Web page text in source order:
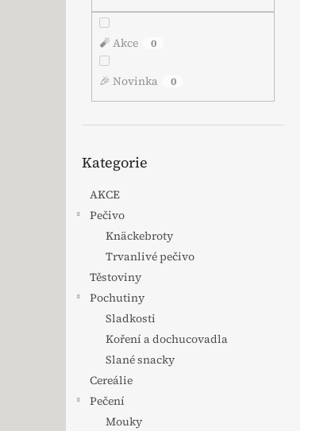
🧨 Akce 0
🎉 Novinka 0
Kategorie
AKCE
Pečivo
Knäckebroty
Trvanlivé pečivo
Těstoviny
Pochutiny
Sladkosti
Koření a dochucovadla
Slané snacky
Cereálie
Pečení
Mouky